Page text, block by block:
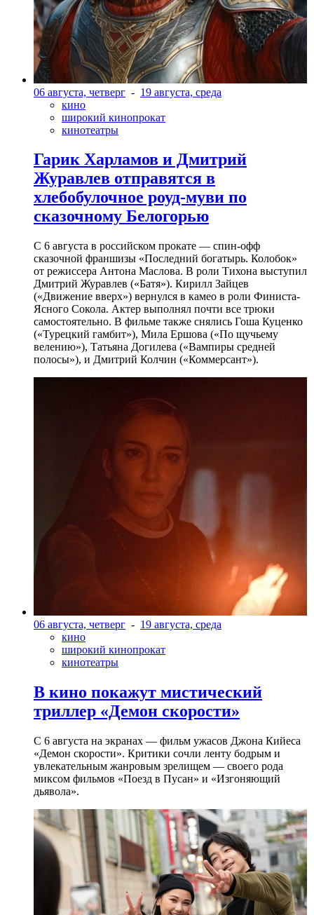
06 августа, четверг - 19 августа, среда
кино
широкий кинопрокат
кинотеатры
Гарик Харламов и Дмитрий
Журавлев отправятся в
хлебобулочное роуд-муви по
сказочному Белогорью
С 6 августа в российском прокате — спин-офф
сказочной франшизы «Последний богатырь. Колобок»
от режиссера Антона Маслова. В роли Тихона выступил
Дмитрий Журавлев («Батя»). Кирилл Зайцев
(«Движение вверх») вернулся в камео в роли Финиста-
Ясного Сокола. Актер выполнял почти все трюки
самостоятельно. В фильме также снялись Гоша Куценко
(«Турецкий гамбит»), Мила Ершова («По щучьему
велению»), Татьяна Догилева («Вампиры средней
полосы»), и Дмитрий Колчин («Коммерсант»).
06 августа, четверг - 19 августа, среда
кино
широкий кинопрокат
кинотеатры
В кино покажут мистический
триллер «Демон скорости»
С 6 августа на экранах — фильм ужасов Джона Кийеса
«Демон скорости». Критики сочли ленту бодрым и
увлекательным жанровым зрелищeм — своего рода
миксом фильмов «Поезд в Пусан» и «Изгоняющий
дьявола».